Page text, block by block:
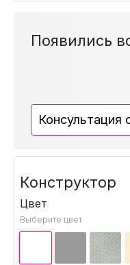
Появились
Консультация
Конструктор
Цвет
Выберите цвет